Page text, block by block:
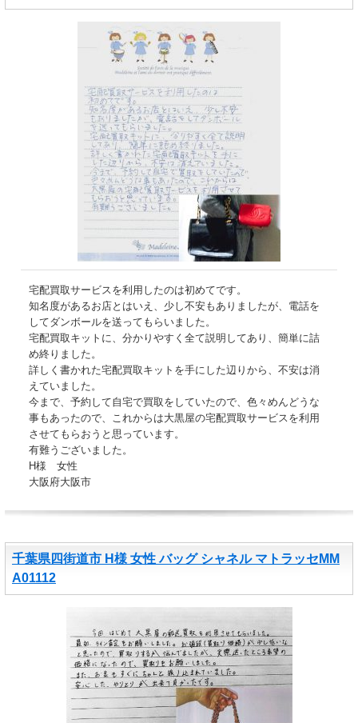
宅配買取サービスを利用したのは初めてです。
知名度があるお店とはいえ、少し不安もありましたが、電話を
してダンボールを送ってもらいました。
宅配買取キットに、分かりやすく全て説明してあり、簡単に詰
め終りました。
詳しく書かれた宅配買取キットを手にした辺りから、不安は消
えていました。
今まで、予約して自宅で買取をしていたので、色々めんどうな
事もあったので、これからは大黒屋の宅配買取サービスを利用
させてもらおうと思っています。
有難うございました。
H様 女性
大阪府大阪市
千葉県四街道市 H様 女性 バッグ シャネル マトラッセMM
A01112